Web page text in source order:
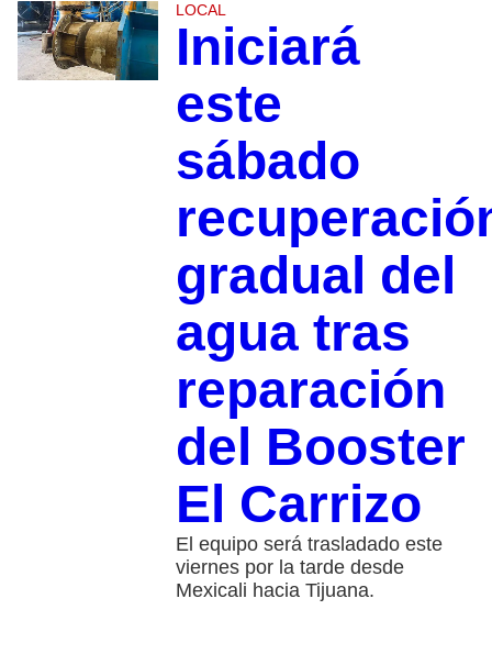
LOCAL
Iniciará
este
sábado
gradual del
agua tras
reparación
del Booster
El Carrizo
El equipo será trasladado este
viernes por la tarde desde
Mexicali hacia Tijuana.